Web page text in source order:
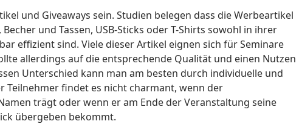
und Giveaways sein. Studien belegen dass die Werbeartikel
und Tassen, USB-Sticks oder T-Shirts sowohl in ihrer
effizient sind. Viele dieser Artikel eignen sich für Seminare
allerdings auf die entsprechende Qualität und einen Nutzen
Unterschied kann man am besten durch individuelle und
Teilnehmer findet es nicht charmant, wenn der
trägt oder wenn er am Ende der Veranstaltung seine
übergeben bekommt.